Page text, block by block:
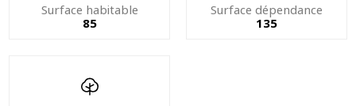
Surface habitable
85
Surface dépendance
135